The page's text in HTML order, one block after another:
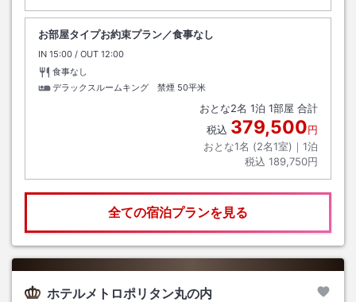
お部屋タイプお約束プラン／食事なし
IN チェックイン
15:00 / OUT チェックアウト
12:00
食事なし
デラックスルームキング 禁煙 50平米
おとな2名 1泊 1部屋 合計
税込 379,500円
おとな1名 (2名1室)｜ 1泊
税込 189,750円
全ての宿泊プランを見る
ホテルメトロポリタン丸の内